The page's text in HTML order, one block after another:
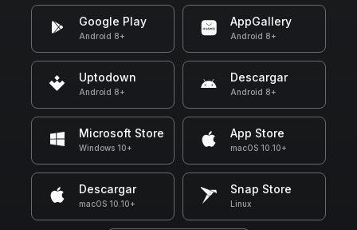
Google Play
Android 8+
AppGallery
Android 8+
Uptodown
Android 8+
Descargar
Android 8+
Microsoft Store
Windows 10+
App Store
macOS 10.10+
Descargar
macOS 10.10+
Snap Store
Linux